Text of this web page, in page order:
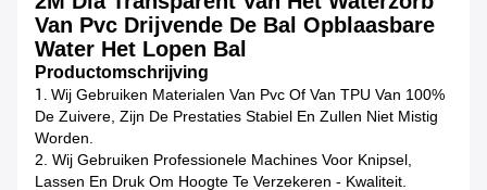
Van Pvc Drijvende De Bal Opblaasbare
Water Het Lopen Bal
Productomschrijving
1. Wij Gebruiken Materialen Van Pvc Of Van TPU Van 100%
De Zuivere, Zijn De Prestaties Stabiel En Zullen Niet Mistig
Worden.
2. Wij Gebruiken Professionele Machines Voor Knipsel,
Lassen En Druk Om Hoogte Te Verzekeren - Kwaliteit.